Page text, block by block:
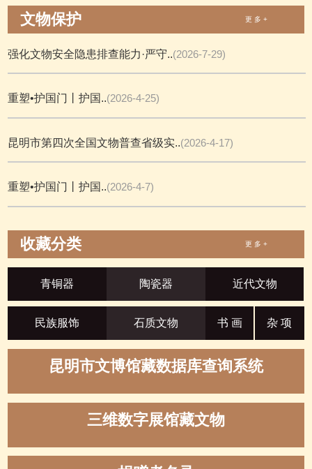
文物保护 更 多 +
强化文物安全隐患排查能力·严守..(2026-7-29)
重塑•护国门丨护国..(2026-4-25)
昆明市第四次全国文物普查省级实..(2026-4-17)
重塑•护国门丨护国..(2026-4-7)
收藏分类 更 多 +
青铜器 陶瓷器 近代文物
民族服饰 石质文物 书 画 杂 项
昆明市文博馆藏数据库查询系统
三维数字展馆藏文物